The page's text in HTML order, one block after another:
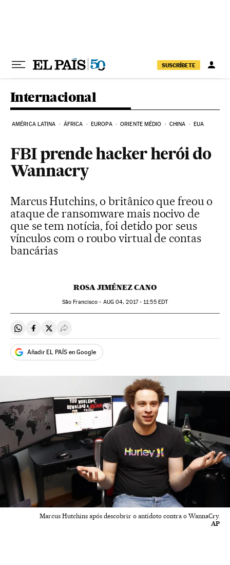
SUSCRÍBETE
Internacional
AMÉRICA LATINA ÁFRICA EUROPA ORIENTE MÉDIO CHINA EUA
FBI prende hacker herói do
Wannacry
Marcus Hutchins, o britânico que freou o
ataque de ransomware mais nocivo de
que se tem notícia, foi detido por seus
vínculos com o roubo virtual de contas
bancárias
ROSA JIMÉNEZ CANO
São Francisco - AUG04, 2017 - 11:55EDT
Compartir en Whatsapp
Compartir en Facebook
Compartir en Twitter
Desplegar Redes Sociales
Añadir EL PAÍS en Google
Marcus Hutchins após descobrir o antídoto contra o WannaCry.
AP